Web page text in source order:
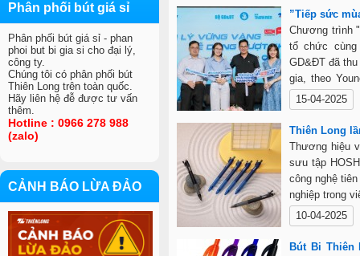
”Tiếp sức
Chương trình
tổ chức
GD&ĐT đã
gia, theo
chương trình
nguyện, hỗ
ra cả online
thần... Nhiều
tỏa năng
15-04-2025
Thiên Long
Thương hiệu
sưu tập
công nghệ
nghiệp trong
10-04-2025
Bút Bi Thiên
Phân phối bút giá sỉ
Phân phối bút giá sỉ - phan
phoi but bi gia si cho đại lý,
công ty.
Chúng tôi có phân phối bút
Thiên Long trên toàn quốc.
Hãy liên hệ đễ được tư vấn
thêm.
Hotline : 0966 278 988
(zalo)
CẢNH BÁO LỪA ĐẢO
VIỆC LÀM